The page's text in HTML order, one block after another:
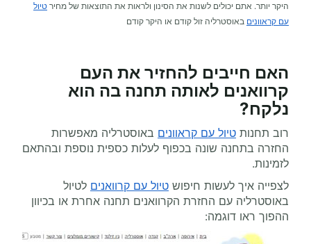
היקר יותר. אתם יכולים לשנות את הסינון ולראות את התוצאות של מחיר טיול
עם קראוונים באוסטרליה זול קודם או היקר קודם
האם חייבים להחזיר את העם
קרוואנים לאותה תחנה בה הוא
נלקח?
רוב תחנות טיול עם קראוונים באוסטרליה מאפשרות
החזרה בתחנה שונה בכפוף לעלות כספית נוספת ובהתאם
לזמינות.
לצפייה איך לעשות חיפוש טיול עם קרוואנים לטיול
באוסטרליה עם החזרת הקרוואנים תחנה אחרת או בכיוון
ההפוך ראו דוגמה: